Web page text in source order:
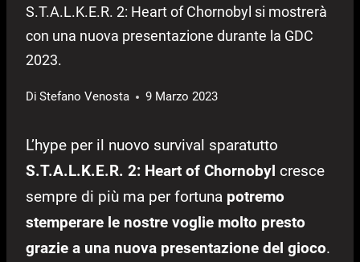
S.T.A.L.K.E.R. 2: Heart of Chornobyl si mostrerà
con una nuova presentazione durante la GDC
2023.
Di Stefano Venosta 9 Marzo 2023
L’hype per il nuovo survival sparatutto
S.T.A.L.K.E.R. 2: Heart of Chornobyl cresce
sempre di più ma per fortuna potremo
stemperare le nostre voglie molto presto
grazie a una nuova presentazione del gioco.